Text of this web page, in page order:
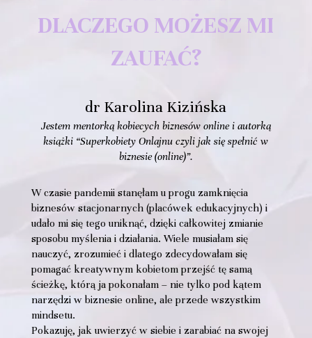
DLACZEGO MOŻESZ MI
ZAUFAĆ?
dr Karolina Kizińska
Jestem mentorką kobiecych biznesów online i autorką
książki “Superkobiety Onlajnu czyli jak się spełnić w
biznesie (online)”.
W czasie pandemii stanęłam u progu zamknięcia
biznesów stacjonarnych (placówek edukacyjnych) i
udało mi się tego uniknąć, dzięki całkowitej zmianie
sposobu myślenia i działania. Wiele musiałam się
nauczyć, zrozumieć i dlatego zdecydowałam się
pomagać kreatywnym kobietom przejść tę samą
ścieżkę, którą ja pokonałam – nie tylko pod kątem
narzędzi w biznesie online, ale przede wszystkim
mindsetu.
Pokazuję, jak uwierzyć w siebie i zarabiać na swojej